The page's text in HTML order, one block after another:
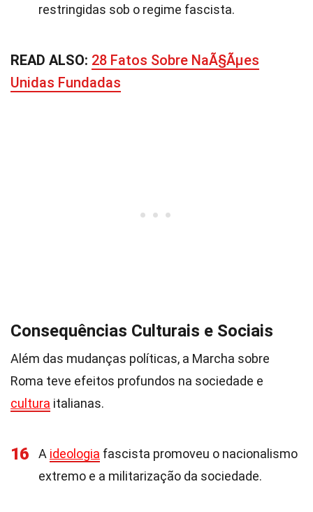
restringidas sob o regime fascista.
READ ALSO: 28 Fatos Sobre NaÃ§Ãµes
Unidas Fundadas
Consequências Culturais e Sociais
Além das mudanças políticas, a Marcha sobre
Roma teve efeitos profundos na sociedade e
cultura italianas.
16 A ideologia fascista promoveu o nacionalismo
extremo e a militarização da sociedade.